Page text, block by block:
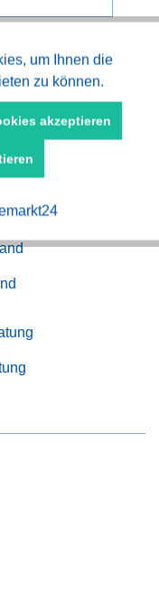
Aktiv
Aktiv
um Ihnen die
zu können.
akzeptieren